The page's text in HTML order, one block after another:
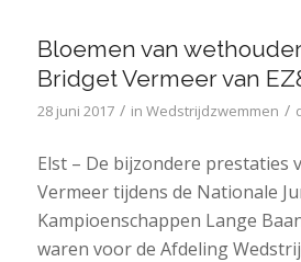
Bloemen van
Bridget Vermeer van
28 juni 2017 / in Wedstrijdzwemmen /
Elst – De bijzondere prestaties
Vermeer tijdens de Nationale
Kampioenschappen Lange
waren voor de Afdeling